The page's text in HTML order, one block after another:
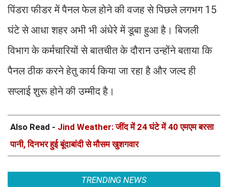
पिंडरा फीडर में पैनल फेल होने की वजह से पिछले लगभग 15
घंटे से आधा शहर अभी भी अंधेरे में डूबा हुआ है। बिजली
विभाग के कर्मचारियों से बातचीत के दौरान उन्होंने बताया कि
पैनल ठीक करने हेतु कार्य किया जा रहा है और जल्द ही
सप्लाई शुरू होने की उम्मीद है।
Also Read - Jind Weather: जींद में 24 घंटे में 40 एमएम बरसा
पानी, दिनभर हुई बूंदाबांदी से मौसम खुशगवार
TRENDING NEWS